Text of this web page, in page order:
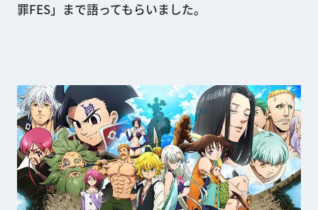
罪FES」まで語ってもらいました。